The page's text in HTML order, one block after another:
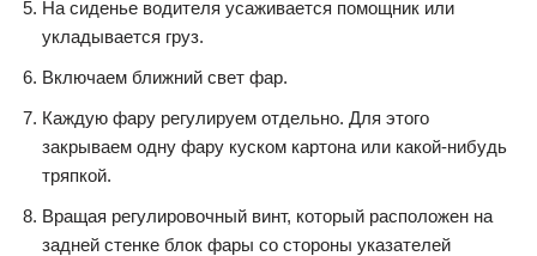
На сиденье водителя усаживается помощник или
укладывается груз.
Включаем ближний свет фар.
Каждую фару регулируем отдельно. Для этого
закрываем одну фару куском картона или какой-нибудь
тряпкой.
Вращая регулировочный винт, который расположен на
задней стенке блок фары со стороны указателей